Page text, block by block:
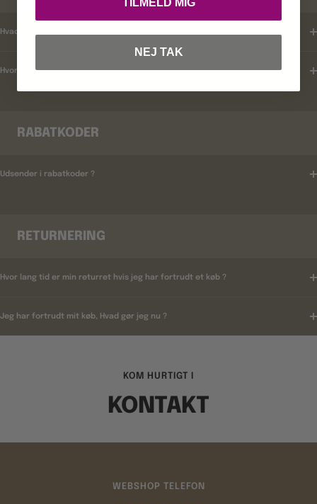
Hvad er mine fordele ?
Hvordan tilmelder jeg mig ?
RABATKODER
Udsender i rabatkoder ?
RETURNERING
Hvor lang tid er min returret hvis jeg har fortrudt et køb ?
Jeg har fortrudt mit køb, Hvad gør jeg nu ?
KOM HURTIGT I
KONTAKT
WEBSHOP TELEFON
NEJ TAK